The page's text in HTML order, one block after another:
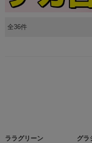
全36件
ララグリーン
グラ